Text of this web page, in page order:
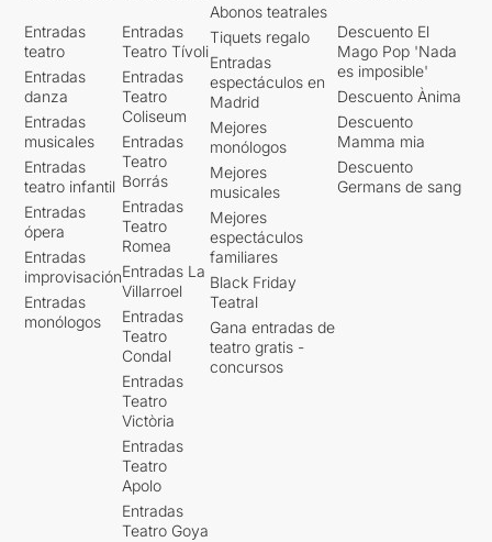
Entradas
teatro
Entradas
danza
Entradas
musicales
Entradas
teatro infantil
Entradas
ópera
Entradas
improvisación
Entradas
monólogos
Entradas
Teatro Tívoli
Entradas
Teatro
Coliseum
Entradas
Teatro
Borrás
Entradas
Teatro
Romea
Entradas La
Villarroel
Entradas
Teatro
Condal
Entradas
Teatro
Victòria
Entradas
Teatro
Apolo
Entradas
Teatro Goya
Abonos teatrales
Tiquets regalo
Entradas
espectáculos en
Madrid
Mejores
monólogos
Mejores
musicales
Mejores
espectáculos
familiares
Black Friday
Teatral
Gana entradas de
teatro gratis -
concursos
Descuento El
Mago Pop 'Nada
es imposible'
Descuento Ànima
Descuento
Mamma mia
Descuento
Germans de sang